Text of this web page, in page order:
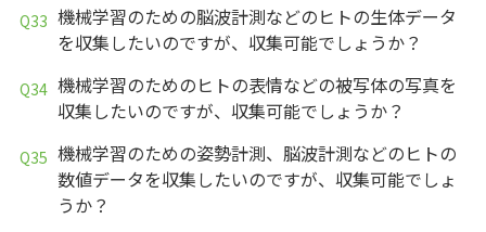
機械学習のための脳波計測などのヒトの生体データ
を収集したいのですが、収集可能でしょうか？
機械学習のためのヒトの表情などの被写体の写真を
収集したいのですが、収集可能でしょうか？
機械学習のための姿勢計測、脳波計測などのヒトの
数値データを収集したいのですが、収集可能でしょ
うか？